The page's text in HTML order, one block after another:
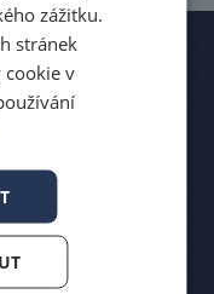
zážitku.
stránek
cookie v